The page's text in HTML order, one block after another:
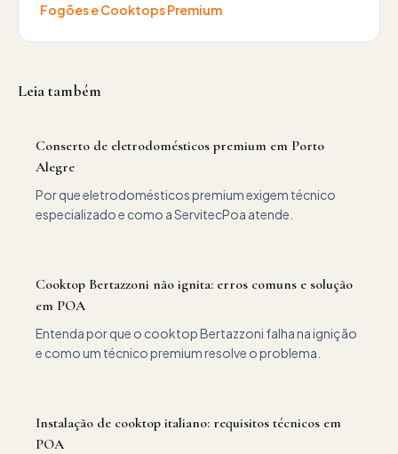
Fogões e Cooktops Premium
Leia também
Conserto de eletrodomésticos premium em Porto
Alegre
Por que eletrodomésticos premium exigem técnico
especializado e como a ServitecPoa atende.
Cooktop Bertazzoni não ignita: erros comuns e solução
em POA
Entenda por que o cooktop Bertazzoni falha na ignição
e como um técnico premium resolve o problema.
Instalação de cooktop italiano: requisitos técnicos em
POA